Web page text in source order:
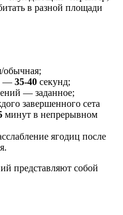
в разной площади
обычная;
— 35-40 секунд;
— заданное;
завершенного сета
минут в непрерывном
ягодиц после
представляют собой